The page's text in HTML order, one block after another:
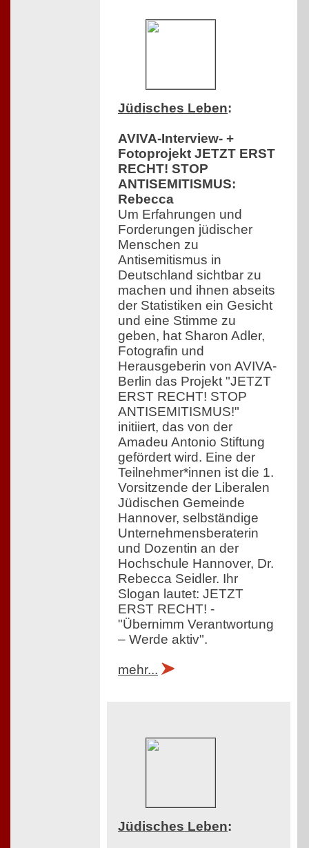
Jüdisches Leben:
AVIVA-Interview- +
Fotoprojekt JETZT ERST
RECHT! STOP
ANTISEMITISMUS:
Rebecca
Um Erfahrungen und
Forderungen jüdischer
Menschen zu
Antisemitismus in
Deutschland sichtbar zu
machen und ihnen abseits
der Statistiken ein Gesicht
und eine Stimme zu
geben, hat Sharon Adler,
Fotografin und
Herausgeberin von AVIVA-
Berlin das Projekt "JETZT
ERST RECHT! STOP
ANTISEMITISMUS!"
initiiert, das von der
Amadeu Antonio Stiftung
gefördert wird. Eine der
Teilnehmer*innen ist die 1.
Vorsitzende der Liberalen
Jüdischen Gemeinde
Hannover, selbständige
Unternehmensberaterin
und Dozentin an der
Hochschule Hannover, Dr.
Rebecca Seidler. Ihr
Slogan lautet: JETZT
ERST RECHT! -
"Übernimm Verantwortung
– Werde aktiv".
mehr...
Jüdisches Leben: